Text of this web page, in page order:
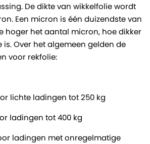
De dikte van wikkelfolie wordt
Een micron is één duizendste van
hoger het aantal micron, hoe dikker
Over het algemeen gelden de
voor rekfolie:
ladingen tot 250 kg
tot 400 kg
met onregelmatige